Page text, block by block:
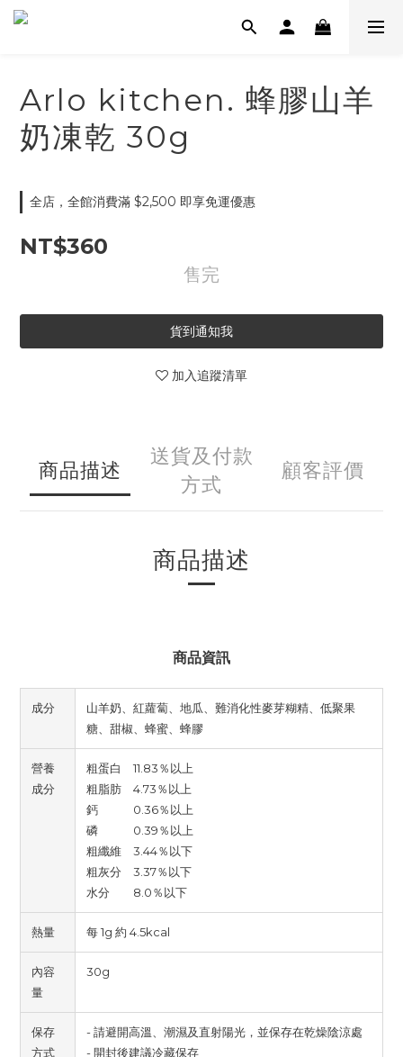
Arlo kitchen. 蜂膠山羊
奶凍乾 30g
全店，全館消費滿 $2,500 即享免運優惠
NT$360
售完
貨到通知我
加入追蹤清單
商品描述
送貨及付款
方式
顧客評價
商品描述
商品資訊
成分
山羊奶、紅蘿蔔、地瓜、難消化性麥芽糊精、低聚果
糖、甜椒、蜂蜜、蜂膠
營養
成分
粗蛋白 11.83％以上
粗脂肪 4.73％以上
鈣 0.36％以上
磷 0.39％以上
粗纖維 3.44％以下
粗灰分 3.37％以下
水分 8.0％以下
熱量 每 1g 約 4.5kcal
內容
量
30g
保存
方式
- 請避開高溫、潮濕及直射陽光，並保存在乾燥陰涼處
- 開封後建議冷藏保存